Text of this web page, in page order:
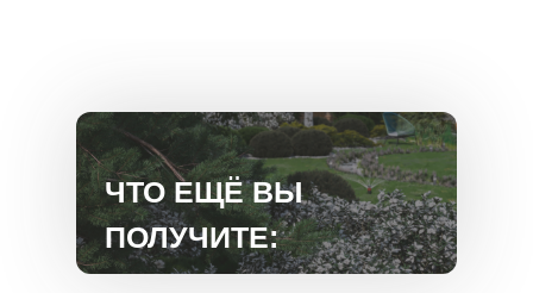
ЧТО ЕЩЁ ВЫ
ПОЛУЧИТЕ: